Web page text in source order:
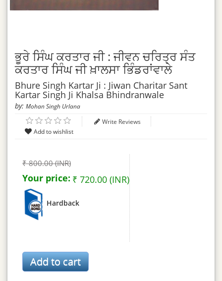
ਭੂਰੇ ਸਿੰਘ ਕਰਤਾਰ ਜੀ : ਜੀਵਨ ਚਰਿਤ੍ਰ ਸੰਤ
ਕਰਤਾਰ ਸਿੰਘ ਜੀ ਖ਼ਾਲਸਾ ਭਿੰਡਰਾਂਵਾਲੇ
Bhure Singh Kartar Ji : Jiwan Charitar Sant
Kartar Singh Ji Khalsa Bhindranwale
by: Mohan Singh Urlana
Write Reviews
₹ 800.00 (INR)
Your price: ₹ 720.00 (INR)
Hardback